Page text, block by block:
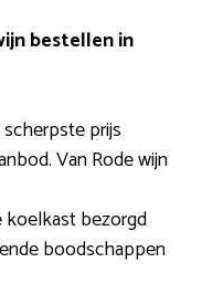
bestellen in
prijs
Van Rode wijn
koelkast bezorgd
boodschappen